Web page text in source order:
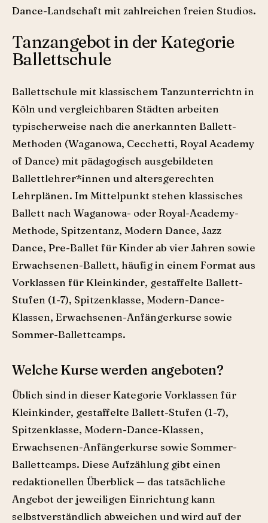
Dance-Landschaft mit zahlreichen freien Studios.
Tanzangebot in der Kategorie
Ballettschule
Ballettschule mit klassischem Tanzunterrichtn in
Köln und vergleichbaren Städten arbeiten
typischerweise nach die anerkannten Ballett-
Methoden (Waganowa, Cecchetti, Royal Academy
of Dance) mit pädagogisch ausgebildeten
Ballettlehrer*innen und altersgerechten
Lehrplänen. Im Mittelpunkt stehen klassisches
Ballett nach Waganowa- oder Royal-Academy-
Methode, Spitzentanz, Modern Dance, Jazz
Dance, Pre-Ballet für Kinder ab vier Jahren sowie
Erwachsenen-Ballett, häufig in einem Format aus
Vorklassen für Kleinkinder, gestaffelte Ballett-
Stufen (1-7), Spitzenklasse, Modern-Dance-
Klassen, Erwachsenen-Anfängerkurse sowie
Sommer-Ballettcamps.
Welche Kurse werden angeboten?
Üblich sind in dieser Kategorie Vorklassen für
Kleinkinder, gestaffelte Ballett-Stufen (1-7),
Spitzenklasse, Modern-Dance-Klassen,
Erwachsenen-Anfängerkurse sowie Sommer-
Ballettcamps. Diese Aufzählung gibt einen
redaktionellen Überblick — das tatsächliche
Angebot der jeweiligen Einrichtung kann
selbstverständlich abweichen und wird auf der